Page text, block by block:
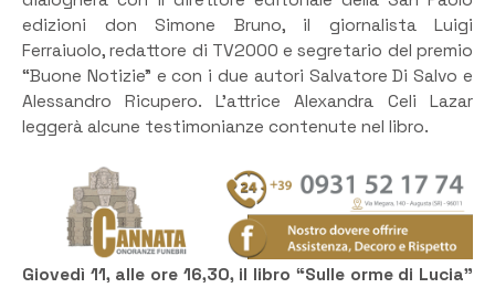
edizioni don Simone Bruno, il giornalista Luigi
Ferraiuolo, redattore di TV2000 e segretario del premio
“Buone Notizie” e con i due autori Salvatore Di Salvo e
Alessandro Ricupero. L’attrice Alexandra Celi Lazar
leggerà alcune testimonianze contenute nel libro.
Giovedì 11, alle ore 16,30, il libro “Sulle orme di Lucia”